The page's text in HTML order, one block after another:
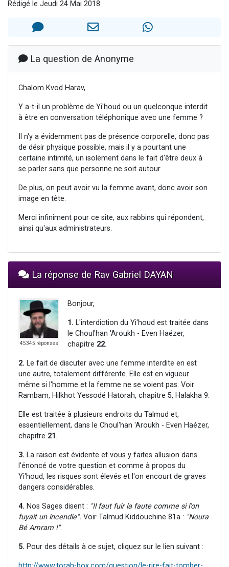
Il reste 49 places pour étudier en groupe sur Zoom
Eva vient de donner son Maasser
Rédigé le Jeudi 24 Mai 2018
La question de Anonyme
Chalom Kvod Harav,
Y a-t-il un problème de Yi'houd ou un quelconque interdit
à être en conversation téléphonique avec une femme ?
Il n'y a évidemment pas de présence corporelle, donc pas
de désir physique possible, mais il y a pourtant une
certaine intimité, un isolement dans le fait d'être deux à
se parler sans que personne ne soit autour.
De plus, on peut avoir vu la femme avant, donc avoir son
image en tête.
Merci infiniment pour ce site, aux rabbins qui répondent,
ainsi qu'aux administrateurs.
La réponse de Rav Gabriel DAYAN
45345 réponses
Bonjour,
1. L'interdiction du Yi'houd est traitée dans
le Choul'han 'Aroukh - Even Haézer,
chapitre 22.
2. Le fait de discuter avec une femme interdite en est
une autre, totalement différente. Elle est en vigueur
même si l'homme et la femme ne se voient pas. Voir
Rambam, Hilkhot Yessodé Hatorah, chapitre 5, Halakha 9.
Elle est traitée à plusieurs endroits du Talmud et,
essentiellement, dans le Choul'han 'Aroukh - Even Haézer,
chapitre 21.
3. La raison est évidente et vous y faites allusion dans
l'énoncé de votre question et comme à propos du
Yi'houd, les risques sont élevés et l'on encourt de graves
dangers considérables.
4. Nos Sages disent : "Il faut fuir la faute comme si l’on
fuyait un incendie". Voir Talmud Kiddouchine 81a : "Noura
Bé Amram !".
5. Pour des détails à ce sujet, cliquez sur le lien suivant :